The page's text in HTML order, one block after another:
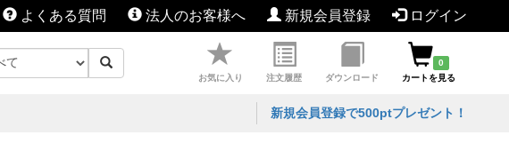
よくある質問 法人のお客様へ 新規会員登録 ログイン
お気に入り 注文履歴 ダウンロード
0
カートを見る
新規会員登録で500ptプレゼント！